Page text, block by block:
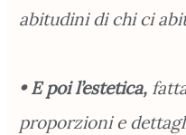
abitudini di chi ci
• E poi l’estetica,
proporzioni e